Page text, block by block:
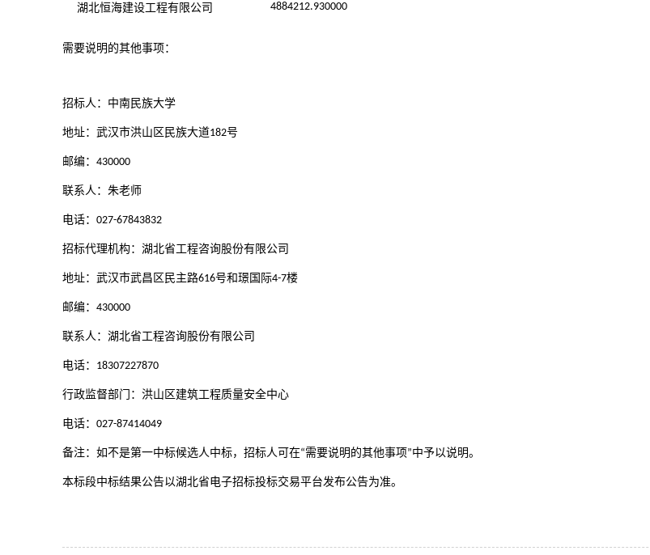
湖北恒海建设工程有限公司 4884212.930000
需要说明的其他事项：
招标人：中南民族大学
地址：武汉市洪山区民族大道182号
邮编： 430000
联系人：朱老师
电话： 027-67843832
招标代理机构：湖北省工程咨询股份有限公司
地址：武汉市武昌区民主路616号和璟国际4-7楼
邮编： 430000
联系人：湖北省工程咨询股份有限公司
电话： 18307227870
行政监督部门：洪山区建筑工程质量安全中心
电话： 027-87414049
备注：如不是第一中标候选人中标，招标人可在“需要说明的其他事项”中予以说明。
本标段中标结果公告以湖北省电子招标投标交易平台发布公告为准。